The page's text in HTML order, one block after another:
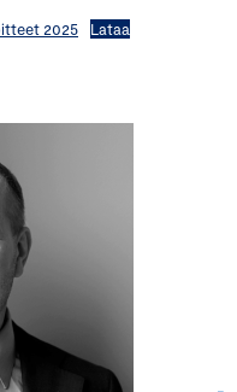
2025 Lataa